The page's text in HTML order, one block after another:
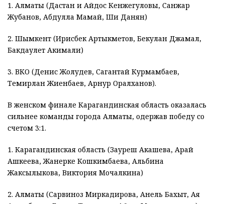
1. Алматы (Дастан и Айдос Кенжегуловы, Санжар
Жубанов, Абдулла Мамай, Ши Данян)
2. Шымкент (Ирисбек Артыкметов, Бекулан Джамал,
Бакдаулет Акимали)
3. ВКО (Денис Жолудев, Сагантай Курмамбаев,
Темирлан Жиенбаев, Арнур Оралханов).
В женском финале Карагандинская область оказалась
сильнее команды города Алматы, одержав победу со
счетом 3:1.
1. Карагандинская область (Зауреш Акашева, Арай
Ашкеева, Жанерке Кошкимбаева, Альбина
Жаксылыкова, Виктория Мочалкина)
2. Алматы (Сарвиноз Миркадирова, Анель Бахыт, Ая